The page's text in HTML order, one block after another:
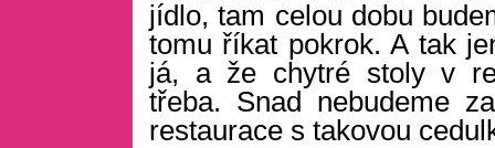
jídlo, tam celou dobu
tomu říkat pokrok. A tak
já, a že chytré stoly v
třeba. Snad nebudeme
restaurace s takovou